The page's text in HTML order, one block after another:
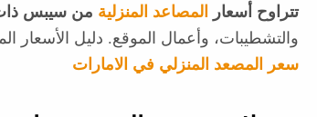
تتراوح أسعار المصاعد المنزلية من سيبس ذات
والتشطيبات، وأعمال الموقع. دليل
سعر المصعد المنزلي في الامارات